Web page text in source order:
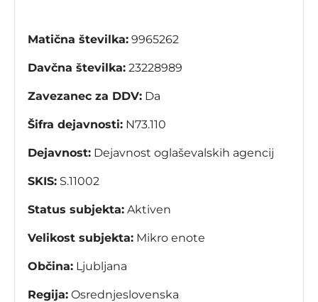
Matična številka: 9965262
Davčna številka: 23228989
Zavezanec za DDV: Da
Šifra dejavnosti: N73.110
Dejavnost: Dejavnost oglaševalskih agencij
SKIS: S.11002
Status subjekta: Aktiven
Velikost subjekta: Mikro enote
Občina: Ljubljana
Regija: Osrednjeslovenska